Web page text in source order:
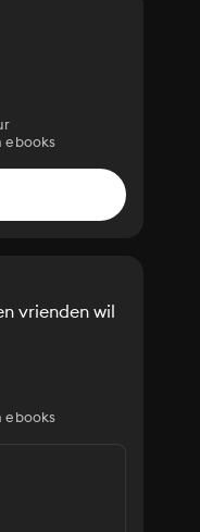
ebooks
vrienden wil
ebooks